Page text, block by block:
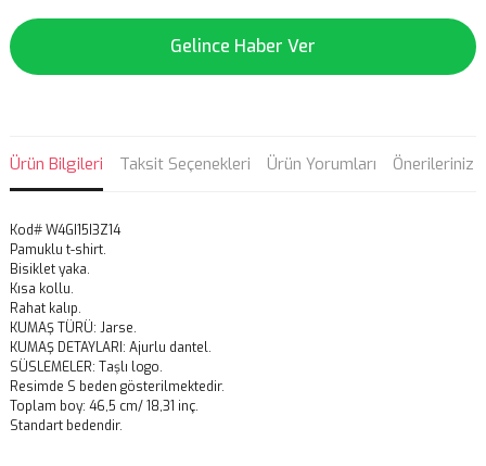
Gelince Haber Ver
Ürün Bilgileri Taksit Seçenekleri Ürün Yorumları Önerileriniz
Kod# W4GI15I3Z14
Pamuklu t-shirt.
Bisiklet yaka.
Kısa kollu.
Rahat kalıp.
KUMAŞ TÜRÜ: Jarse.
KUMAŞ DETAYLARI: Ajurlu dantel.
SÜSLEMELER: Taşlı logo.
Resimde S beden gösterilmektedir.
Toplam boy: 46,5 cm/ 18,31 inç.
Standart bedendir.